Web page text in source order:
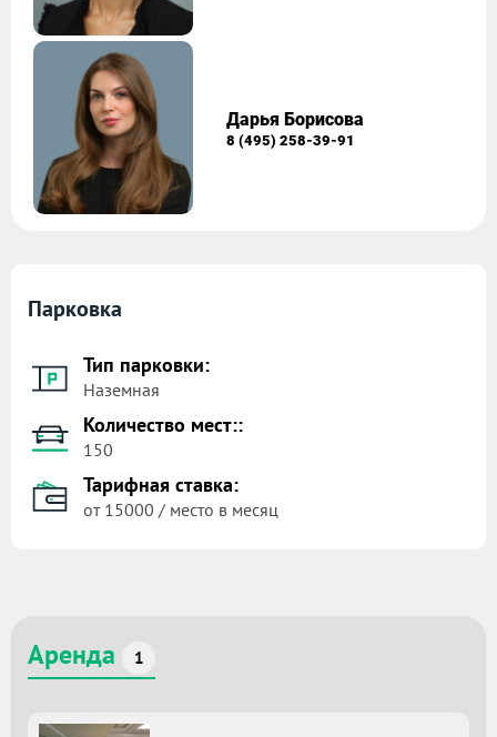
Дарья Борисова
8 (495) 258-39-91
Парковка
Тип парковки:
Наземная
Количество мест::
150
Тарифная ставка:
от 15000 / место в месяц
Аренда 1